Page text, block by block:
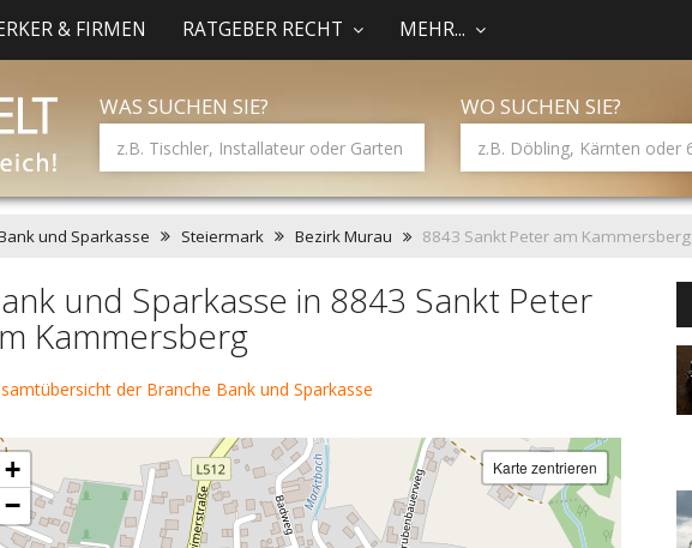
& FIRMEN RATGEBER RECHT MEHR...
WAS SUCHEN SIE? WO SUCHEN SIE?
und Sparkasse Steiermark Bezirk Murau 8843 Sankt Peter am Kammersberg
und Sparkasse in 8843 Sankt Peter
Kammersberg
der Branche Bank und Sparkasse
+
−
Karte zentrieren